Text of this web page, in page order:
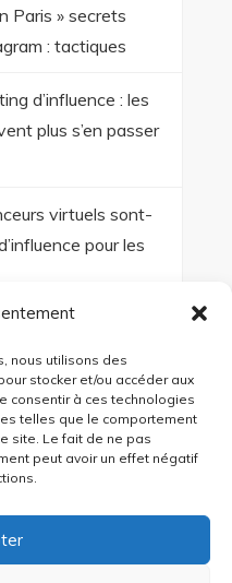
nous utilisons des
stocker et/ou accéder aux
consentir à ces technologies
telles que le comportement
site. Le fait de ne pas
peut avoir un effet négatif
Paris » secrets
: tactiques
d’influence : les
plus s’en passer
virtuels sont-
pour les